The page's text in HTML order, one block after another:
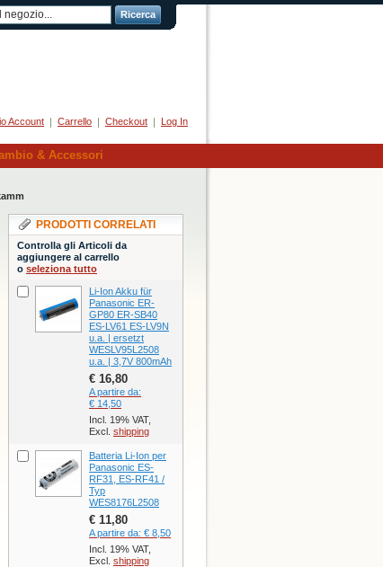
Ricerca
Account Carrello Checkout Log In
& Accessori
PRODOTTI CORRELATI
Controlla gli Articoli da
aggiungere al carrello
o seleziona tutto
Li-Ion Akku für
Panasonic ER-
GP80 ER-SB40
ES-LV61 ES-LV9N
u.a. | ersetzt
WESLV95L2508
u.a. | 3,7V 800mAh
€ 16,80
A partire da:
€ 14,50
Incl. 19% VAT,
Excl. shipping
Batteria Li-Ion per
Panasonic ES-
RF31, ES-RF41 /
Typ
WES8176L2508
€ 11,80
A partire da: € 8,50
Incl. 19% VAT,
Excl. shipping